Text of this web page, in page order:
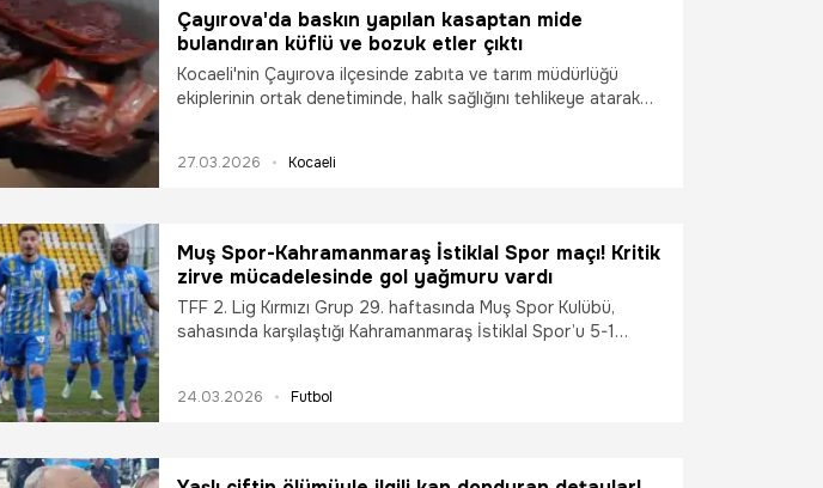
Çayırova'da baskın yapılan kasaptan mide
bulandıran küflü ve bozuk etler çıktı
Kocaeli'nin Çayırova ilçesinde zabıta ve tarım müdürlüğü
ekiplerinin ortak denetiminde, halk sağlığını tehlikeye atarak
27.03.2026 Kocaeli
Muş Spor-Kahramanmaraş İstiklal Spor maçı! Kritik
zirve mücadelesinde gol yağmuru vardı
TFF 2. Lig Kırmızı Grup 29. haftasında Muş Spor Kulübü,
sahasında karşılaştığı Kahramanmaraş İstiklal Spor’u 5-1
24.03.2026 Futbol